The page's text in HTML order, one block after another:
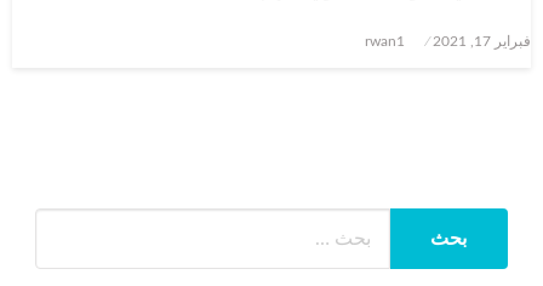
نُشر
فبراير 17, 2021 rwan1